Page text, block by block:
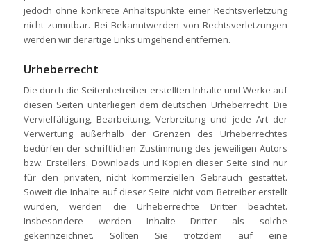
jedoch ohne konkrete Anhaltspunkte einer Rechtsverletzung
nicht zumutbar. Bei Bekanntwerden von Rechtsverletzungen
werden wir derartige Links umgehend entfernen.
Urheberrecht
Die durch die Seitenbetreiber erstellten Inhalte und Werke auf
diesen Seiten unterliegen dem deutschen Urheberrecht. Die
Vervielfältigung, Bearbeitung, Verbreitung und jede Art der
Verwertung außerhalb der Grenzen des Urheberrechtes
bedürfen der schriftlichen Zustimmung des jeweiligen Autors
bzw. Erstellers. Downloads und Kopien dieser Seite sind nur
für den privaten, nicht kommerziellen Gebrauch gestattet.
Soweit die Inhalte auf dieser Seite nicht vom Betreiber erstellt
wurden, werden die Urheberrechte Dritter beachtet.
Insbesondere werden Inhalte Dritter als solche
gekennzeichnet. Sollten Sie trotzdem auf eine